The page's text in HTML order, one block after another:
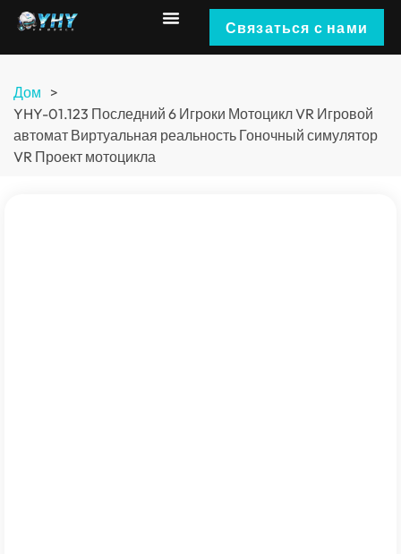
Связаться с нами
Дом >
YHY-01.123 Последний 6 Игроки Мотоцикл VR Игровой
автомат Виртуальная реальность Гоночный симулятор
VR Проект мотоцикла